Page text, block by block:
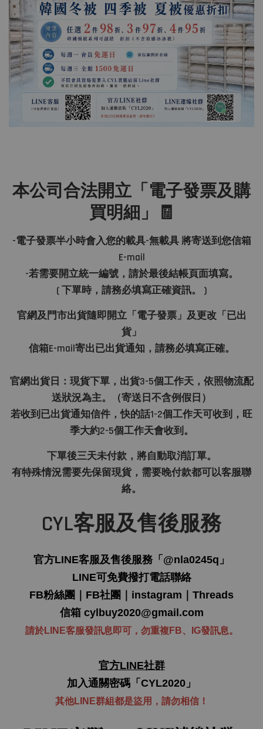
本公司合法開立「電子發票及購
買明細」🧾
-電子發票半小時會入您的載具-無載具 將寄送到您信箱
E-mail
-若需要開立統一編號，請於最後結帳頁面填寫。
( 下單時，請務必填寫正確資訊。 )
官網及門市出貨隨即開立「電子發票」及更改「已出
貨」
信箱E-mail寄出已出貨通知，請務必填寫正確。
官網出貨日：現貨下單，出貨3-5個工作天，依照物流配
送狀況為主。（寄送日不含例假日）
若收到已出貨通知信件，快的話1-2個工作天可收到，旺
季大約2-5個工作天會收到。
下單後三天未付款，將自動取消訂單。
有特殊情況需要先保留現貨，需要晚付款都可以客服聯
絡。
CYL客服及售後服務
官方LINE客服及售後服務「 @nla0245q 」
LINE可免費撥打電話聯絡
FB粉絲團
FB社團 instagram
Threads
信箱 cylbuy2020@gmail.com
請於LINE客服發訊息即可，勿重複FB、IG發訊息。
官方LINE社群
加入通關密碼「CYL2020」
其他LINE群組都是盜用， 請勿相信！